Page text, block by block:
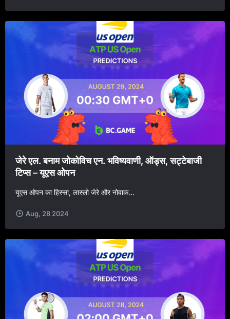
जेरे एल. बनाम जोकोविच एन. भविष्यवाणी, ऑड्स, सट्टेबाजी
टिप्स – यूएस ओपन
यूएस ओपन का हिस्सा, लास्लो जेरे और नोवाक...
Aug, 28 2024